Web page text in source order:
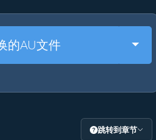
的AU文件
跳转到章节